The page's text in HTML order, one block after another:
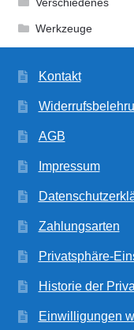
Werkzeuge
Kontakt
AGB
Impressum
Zahlungsarten
Privatsphäre-
Historie der
Einwilligungen